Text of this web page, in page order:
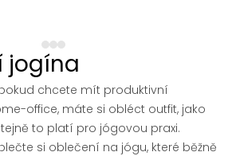
1 23
jogína
pokud chcete mít produktivní
office, máte si obléct outfit, jako
to platí pro jógovou praxi.
si oblečení na jógu, které běžně